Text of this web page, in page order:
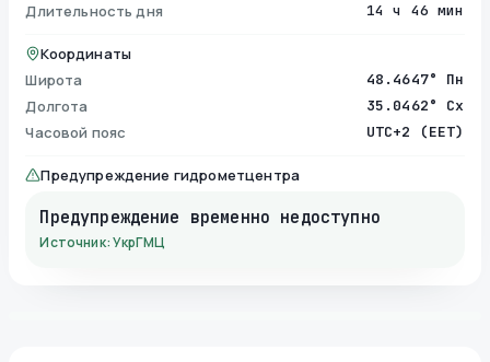
Длительность дня 14 ч 46 мин
Координаты
Широта
48.4647° Пн
Долгота 35.0462° Сх
Часовой пояс UTC+2 (EET)
Предупреждение гидрометцентра
Предупреждение временно недоступно
Источник: УкрГМЦ